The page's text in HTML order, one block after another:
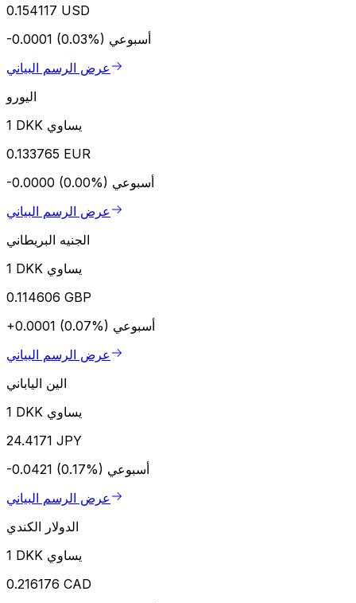
0.154117 USD
-0.0001 (0.03%) أسبوعي
عرض الرسم البياني
اليورو
1 DKK يساوي
0.133765 EUR
-0.0000 (0.00%) أسبوعي
عرض الرسم البياني
الجنيه البريطاني
1 DKK يساوي
0.114606 GBP
+0.0001 (0.07%) أسبوعي
عرض الرسم البياني
الين الياباني
1 DKK يساوي
24.4171 JPY
-0.0421 (0.17%) أسبوعي
عرض الرسم البياني
الدولار الكندي
1 DKK يساوي
0.216176 CAD